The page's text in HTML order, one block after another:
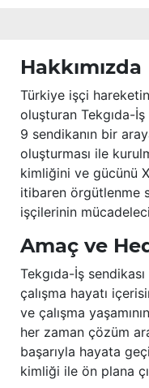
Hakkımızda
Türkiye işçi
oluşturan Tekgıda-İş
9 sendikanın bir
oluşturması ile
kimliğini ve gücünü
itibaren örgütlenme
işçilerinin
Amaç ve
Tekgıda-İş
çalışma hayatı
ve çalışma
her zaman çözüm
başarıyla hayata
kimliği ile ön plana